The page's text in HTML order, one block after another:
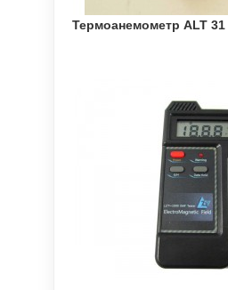
Термоанемометр ALT 31